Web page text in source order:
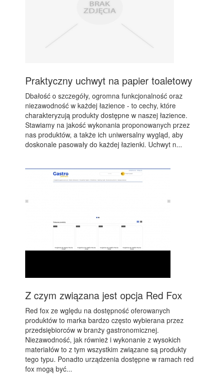
Praktyczny uchwyt na papier toaletowy
Dbałość o szczegóły, ogromna funkcjonalność oraz
niezawodność w każdej łazience - to cechy, które
charakteryzują produkty dostępne w naszej łazience.
Stawiamy na jakość wykonania proponowanych przez
nas produktów, a także ich uniwersalny wygląd, aby
doskonale pasowały do każdej łazienki. Uchwyt n...
Z czym związana jest opcja Red Fox
Red fox ze wględu na dostępność oferowanych
produktów to marka bardzo często wybierana przez
przedsiębiorców w branży gastronomicznej.
Niezawodność, jak również i wykonanie z wysokich
materiałów to z tym wszystkim związane są produkty
tego typu. Ponadto urządzenia dostępne w ramach red
fox mogą być...